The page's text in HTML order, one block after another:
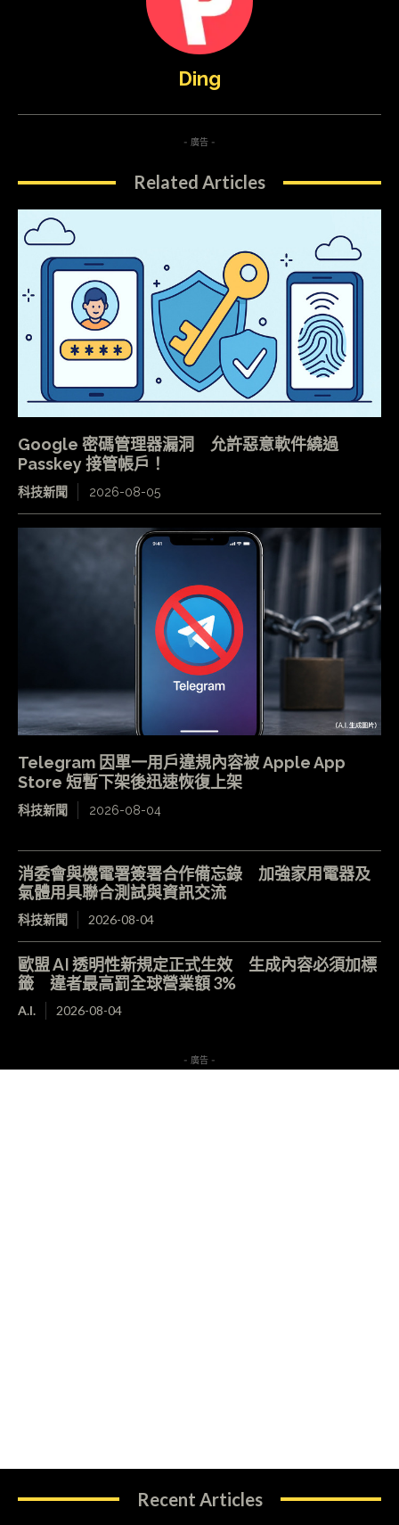
Ding
- 廣告 -
Related Articles
Google 密碼管理器漏洞 允許惡意軟件繞過
Passkey 接管帳戶！
科技新聞 2026-08-05
Telegram 因單一用戶違規內容被 Apple App
Store 短暫下架後迅速恢復上架
科技新聞 2026-08-04
消委會與機電署簽署合作備忘錄 加強家用電器及
氣體用具聯合測試與資訊交流
科技新聞 2026-08-04
歐盟 AI 透明性新規定正式生效 生成內容必須加標
籤 違者最高罰全球營業額 3%
A.I. 2026-08-04
- 廣告 -
Recent Articles